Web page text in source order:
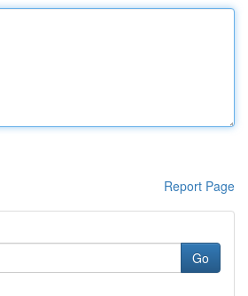
Report Page
Go